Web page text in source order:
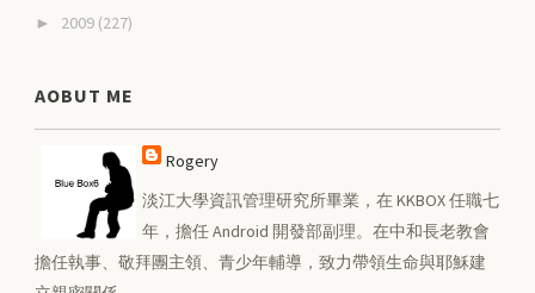
► 2009 (227)
AOBUT ME
Rogery
淡江大學資訊管理研究所畢業，在 KKBOX 任職七
年，擔任 Android 開發部副理。在中和長老教會
擔任執事、敬拜團主領、青少年輔導，致力帶領生命與耶穌建